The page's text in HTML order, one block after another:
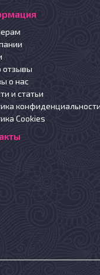
отзывы
о нас
и статьи
Cookies